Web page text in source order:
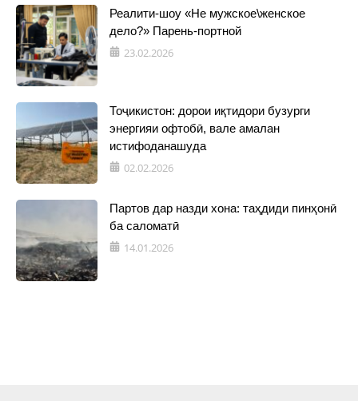
Реалити-шоу «Не мужское\женское
дело?» Парень-портной
23.02.2026
Тоҷикистон: дорои иқтидори бузурги
энергияи офтобӣ, вале амалан
истифоданашуда
02.02.2026
Партов дар назди хона: таҳдиди пинҳонӣ
ба саломатӣ
14.01.2026